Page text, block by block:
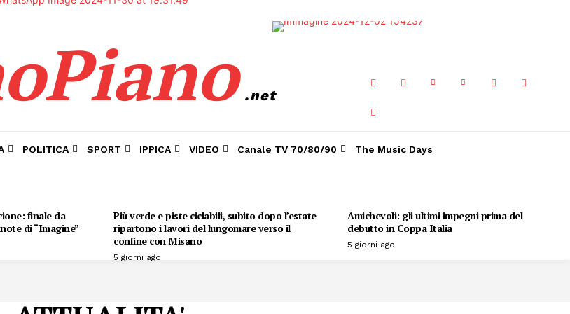
.net
POLITICA SPORT IPPICA VIDEO Canale TV 70/80/90 The Music Days
finale da
di “Imagine”
Più verde e piste ciclabili, subito dopo l’estate
ripartono i lavori del lungomare verso il
confine con Misano
5 giorni ago
Amichevoli: gli ultimi impegni prima del
debutto in Coppa Italia
5 giorni ago